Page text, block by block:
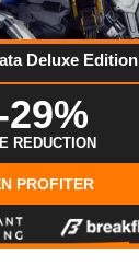
Deluxe Edition
29%
REDUCTION
PROFITER